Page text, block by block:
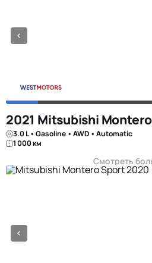
2021 Mitsubishi
3.0 L • Gasoline • AWD • Automatic
1 000 км
Смотреть